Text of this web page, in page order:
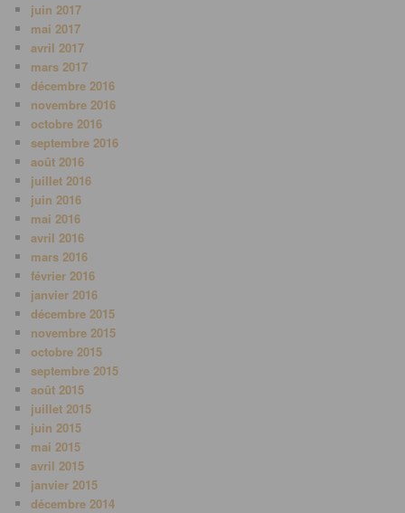
juin 2017
mai 2017
avril 2017
mars 2017
décembre 2016
novembre 2016
octobre 2016
septembre 2016
août 2016
juillet 2016
juin 2016
mai 2016
avril 2016
mars 2016
février 2016
janvier 2016
décembre 2015
novembre 2015
octobre 2015
septembre 2015
août 2015
juillet 2015
juin 2015
mai 2015
avril 2015
janvier 2015
décembre 2014